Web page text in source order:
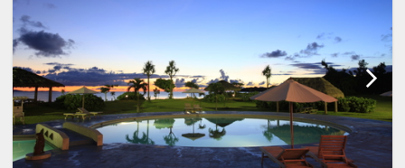
利用時間
14：00～22：00（最終入場21：30）
5：30～9：30（最終入場9：00）
※営業時間や内容などが変更となる場合
がございます。